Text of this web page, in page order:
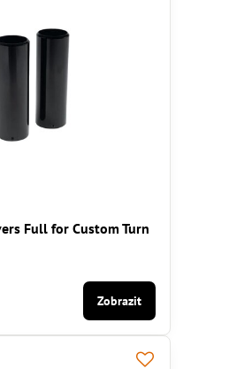
Full for Custom Turn
Zobrazit